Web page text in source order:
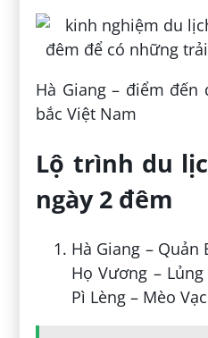
Hà Giang – điểm
bắc Việt Nam
Lộ trình du
ngày 2 đêm
Hà Giang – Quản
Họ Vương –
Pì Lèng – Mèo